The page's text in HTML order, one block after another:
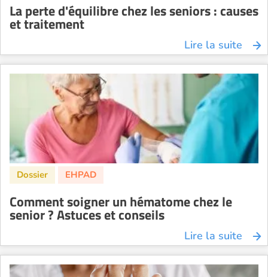
La perte d'équilibre chez les seniors : causes
et traitement
Lire la suite
Comment soigner un hématome chez le
senior ? Astuces et conseils
Lire la suite